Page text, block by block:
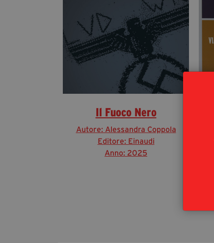
Il Fuoco Nero
Autore: Alessandra Coppola
Editore: Einaudi
Anno: 2025